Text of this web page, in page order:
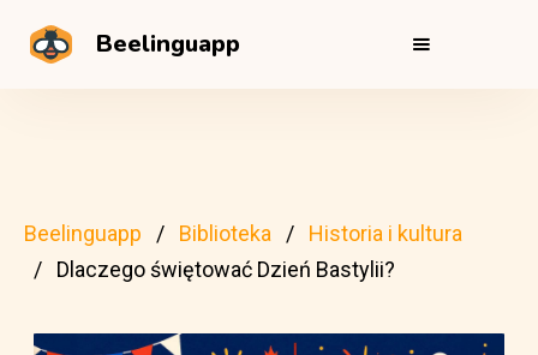
Beelinguapp
Beelinguapp Biblioteka
Historia i kultura
Dlaczego świętować Dzień Bastylii?